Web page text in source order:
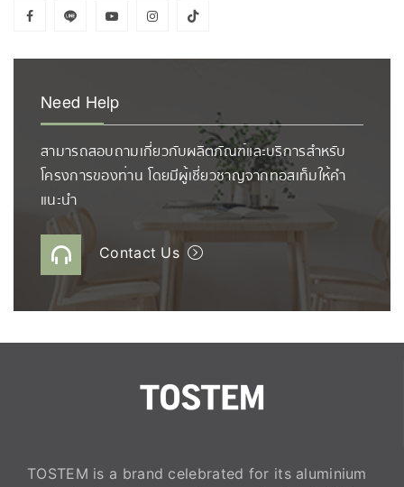
Need Help
สามารถสอบถามเกี่ยวกับผลิตภัณฑ์และบริการสำหรับ
โครงการของท่าน โดยมีผู้เชี่ยวชาญจากทอสเท็มให้คำ
แนะนำ
Contact Us
TOSTEM is a brand celebrated for its aluminium